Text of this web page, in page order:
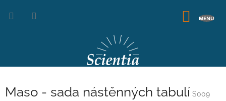
Maso - sada nástěnných tabulí S009